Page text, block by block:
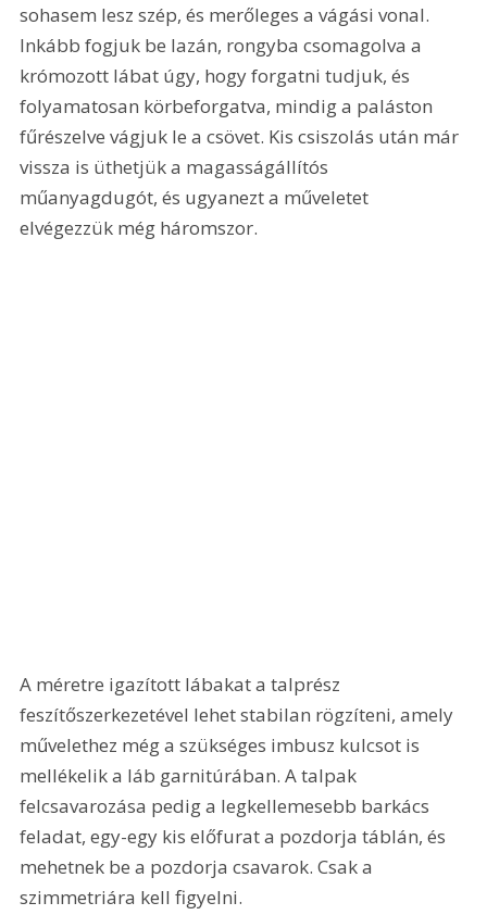
sohasem lesz szép, és merőleges a vágási vonal.
Inkább fogjuk be lazán, rongyba csomagolva a
krómozott lábat úgy, hogy forgatni tudjuk, és
folyamatosan körbeforgatva, mindig a paláston
fűrészelve vágjuk le a csövet. Kis csiszolás után már
vissza is üthetjük a magasságállítós
műanyagdugót, és ugyanezt a műveletet
elvégezzük még háromszor.
A méretre igazított lábakat a talprész
feszítőszerkezetével lehet stabilan rögzíteni, amely
művelethez még a szükséges imbusz kulcsot is
mellékelik a láb garnitúrában. A talpak
felcsavarozása pedig a legkellemesebb barkács
feladat, egy-egy kis előfurat a pozdorja táblán, és
mehetnek be a pozdorja csavarok. Csak a
szimmetriára kell figyelni.